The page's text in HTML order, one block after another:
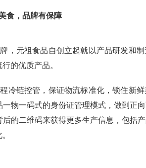
食，品牌有保障
，元祖食品自创立起就以产品研发和
的优质产品。
冷链控管，保证物流标准化，锁住新
物一码式的身份证管理模式，做到正
的二维码来获得更多生产信息，包括